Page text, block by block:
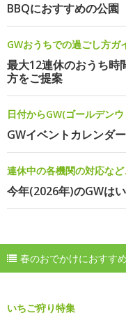
BBQにおすすめの公園
GWおうちでの過ごし方ガ
最大12連休のおうち時
方をご提案
日付からGW(ゴールデン
GWイベントカレンダー
連休中の各機関の対応な
今年(2026年)のGWは
春のおでかけにおすすめ
いちご狩り特集